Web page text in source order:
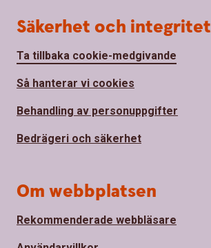
Säkerhet och integritet
Ta tillbaka cookie-medgivande
Så hanterar vi cookies
Behandling av personuppgifter
Bedrägeri och säkerhet
Om webbplatsen
Rekommenderade webbläsare